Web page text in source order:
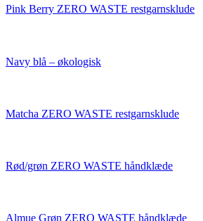
Pink Berry ZERO WASTE restgarnsklude
Navy blå – økologisk
Matcha ZERO WASTE restgarnsklude
Rød/grøn ZERO WASTE håndklæde
Almue Grøn ZERO WASTE håndklæde